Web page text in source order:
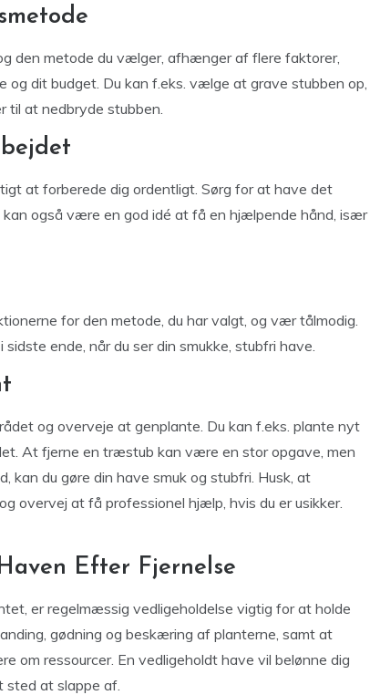
den metode du vælger, afhænger af flere faktorer,
og dit budget. Du kan f.eks. vælge at grave stubben op,
til at nedbryde stubben.
at forberede dig ordentligt. Sørg for at have det
også være en god idé at få en hjælpende hånd, især
for den metode, du har valgt, og vær tålmodig.
ende, når du ser din smukke, stubfri have.
og overveje at genplante. Du kan f.eks. plante nyt
At fjerne en træstub kan være en stor opgave, men
kan du gøre din have smuk og stubfri. Husk, at
overvej at få professionel hjælp, hvis du er usikker.
Efter Fjernelse
er regelmæssig vedligeholdelse vigtig for at holde
gødning og beskæring af planterne, samt at
om ressourcer. En vedligeholdt have vil belønne dig
sted at slappe af.